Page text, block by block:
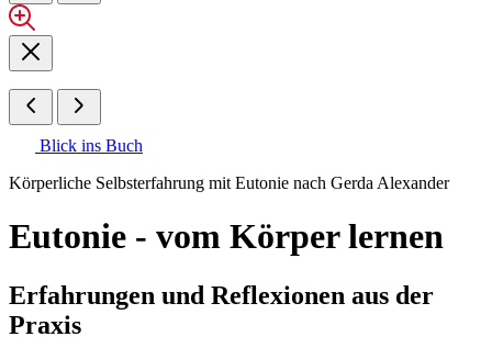
Blick ins Buch
Körperliche Selbsterfahrung mit Eutonie nach Gerda Alexander
Eutonie - vom Körper lernen
Erfahrungen und Reflexionen aus der
Praxis